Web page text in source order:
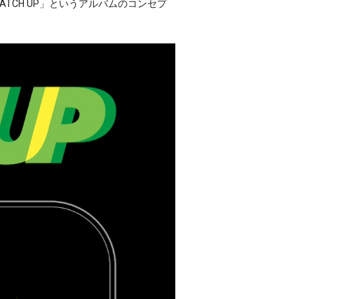
UP」というアルバムのコンセプ